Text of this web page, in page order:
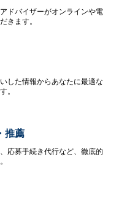
ドバイザーがオンラインや電
きます。
した情報からあなたに最適な
。
推薦
応募手続き代行など、徹底的